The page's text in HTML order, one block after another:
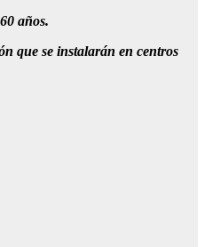
años.
que se instalarán en centros